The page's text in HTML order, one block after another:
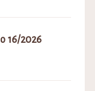
16/2026